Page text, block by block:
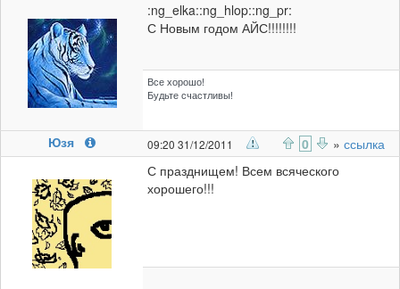
:ng_elka::ng_hlop::ng_pr:
С Новым годом АЙС!!!!!!!!
Все хорошо!
Будьте счастливы!
Юзя 09:20 31/12/2011 0 » ссылка
С празднищем! Всем всяческого
хорошего!!!